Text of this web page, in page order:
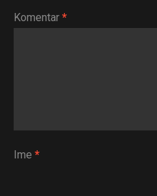
Komentar *
Ime *